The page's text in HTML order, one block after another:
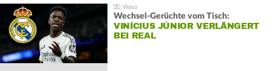
Wechsel-Gerüchte vom Tisch:
VINÍCIUS JÚNIOR VERLÄNGERT
BEI REAL